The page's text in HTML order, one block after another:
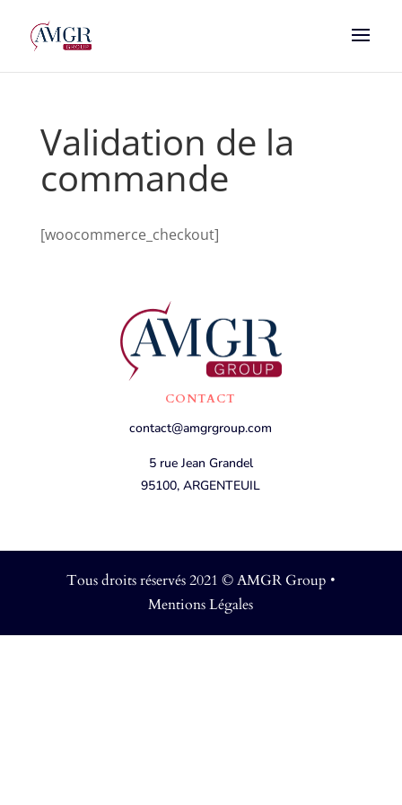
Validation de la
commande
[woocommerce_checkout]
CONTACT
contact@amgrgroup.com
5 rue Jean Grandel
95100, ARGENTEUIL
Tous droits réservés 2021 © AMGR Group •
Mentions Légales